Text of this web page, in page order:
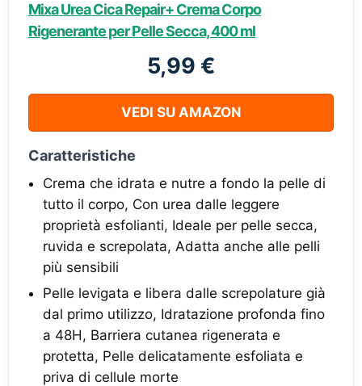
Mixa Urea Cica Repair+ Crema Corpo
Rigenerante per Pelle Secca, 400 ml
5,99 €
VEDI SU AMAZON
Caratteristiche
Crema che idrata e nutre a fondo la pelle di
tutto il corpo, Con urea dalle leggere
proprietà esfolianti, Ideale per pelle secca,
ruvida e screpolata, Adatta anche alle pelli
più sensibili
Pelle levigata e libera dalle screpolature già
dal primo utilizzo, Idratazione profonda fino
a 48H, Barriera cutanea rigenerata e
protetta, Pelle delicatamente esfoliata e
priva di cellule morte